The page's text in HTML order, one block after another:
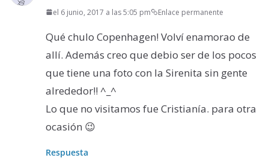
el 6 junio, 2017 a las 5:05 pm Enlace permanente
Qué chulo Copenhagen! Volví enamorao de
allí. Además creo que debio ser de los pocos
que tiene una foto con la Sirenita sin gente
alrededor!! ^_^
Lo que no visitamos fue Cristianía. para otra
ocasión 😉
Respuesta